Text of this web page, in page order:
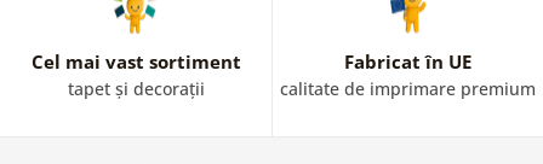
Cel mai vast sortiment
tapet și decorații
Fabricat în UE
calitate de imprimare premium